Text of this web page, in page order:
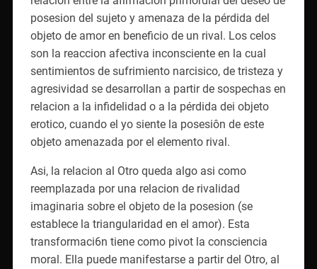
posesion del sujeto y amenaza de la pérdida del
objeto de amor en beneficio de un rival. Los celos
son la reaccion afectiva inconsciente en la cual
sentimientos de sufrimiento narcisico, de tristeza y
agresividad se desarrollan a partir de sospechas en
relacion a la infidelidad o a la pérdida dei objeto
erotico, cuando el yo siente la posesiôn de este
objeto amenazada por el elemento rival.
Asi, la relacion al Otro queda algo asi como
reemplazada por una relacion de rivalidad
imaginaria sobre el objeto de la posesion (se
establece la triangularidad en el amor). Esta
transformaci6n tiene como pivot la consciencia
moral. Ella puede manifestarse a partir del Otro, al